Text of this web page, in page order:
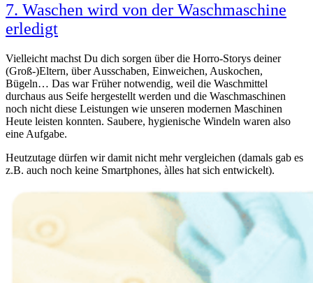
7. Waschen wird von der Waschmaschine
erledigt
Vielleicht machst Du dich sorgen über die Horro-Storys deiner
(Groß-)Eltern, über Ausschaben, Einweichen, Auskochen,
Bügeln… Das war Früher notwendig, weil die Waschmittel
durchaus aus Seife hergestellt werden und die Waschmaschinen
noch nicht diese Leistungen wie unseren modernen Maschinen
Heute leisten konnten. Saubere, hygienische Windeln waren also
eine Aufgabe.
Heutzutage dürfen wir damit nicht mehr vergleichen (damals gab es
z.B. auch noch keine Smartphones, àlles hat sich entwickelt).